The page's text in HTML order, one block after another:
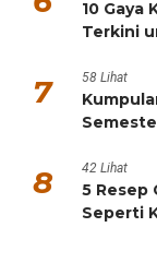
10 Gaya
Terkini
7 58 Lihat
8 42 Lihat
5 Resep
Seperti